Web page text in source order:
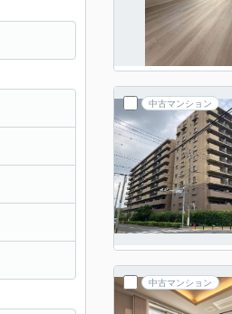
中古マンション
中古マンション